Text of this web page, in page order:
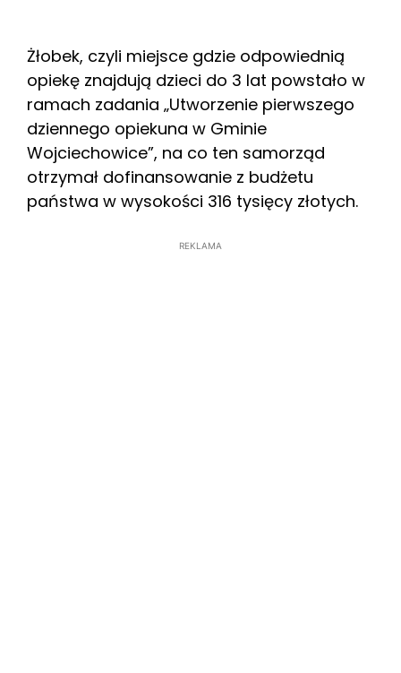
Żłobek, czyli miejsce gdzie odpowiednią
opiekę znajdują dzieci do 3 lat powstało w
ramach zadania „Utworzenie pierwszego
dziennego opiekuna w Gminie
Wojciechowice”, na co ten samorząd
otrzymał dofinansowanie z budżetu
państwa w wysokości 316 tysięcy złotych.
REKLAMA